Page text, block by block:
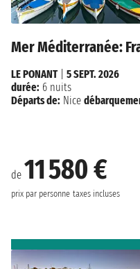
Mer Méditerranée:
de 11 580 €
prix par personne taxes incluses
LE PONANT| 5 SEPT. 2026
durée: 6 nuits
Départs de: Nice